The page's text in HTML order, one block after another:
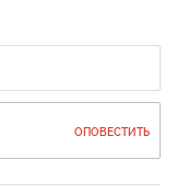
ОПОВЕСТИТЬ